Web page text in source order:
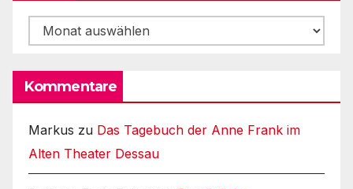
Archiv
Kommentare
Markus zu Das Tagebuch der Anne Frank im
Alten Theater Dessau